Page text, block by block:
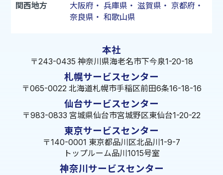
関西地方 大阪府 ・ 兵庫県 ・ 滋賀県 ・ 京都府 ・
奈良県 ・ 和歌山県
本社
〒243-0435 神奈川県海老名市下今泉1-20-18
札幌サービスセンター
〒065-0022 北海道札幌市手稲区前田6条16-18-16
仙台サービスセンター
〒983-0833 宮城県仙台市宮城野区東仙台1-20-22
東京サービスセンター
〒140-0001 東京都品川区北品川1-9-7
トップルーム品川1015号室
神奈川サービスセンター